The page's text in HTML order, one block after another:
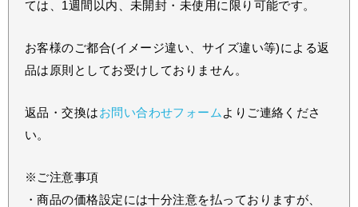
ては、1週間以内、未開封・未使用に限り可能です。
お客様のご都合(イメージ違い、サイズ違い等)による返
品は原則としてお受けしておりません。
返品・交換はお問い合わせフォーム よりご連絡くださ
い。
※ご注意事項
・商品の価格設定には十分注意を払っておりますが、